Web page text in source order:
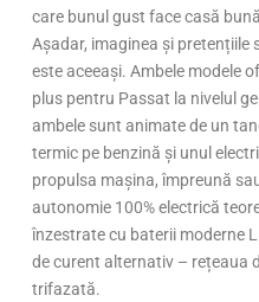
care bunul gust face casă
Așadar, imaginea și
este aceeași. Ambele modele
plus pentru Passat la nivelul
ambele sunt animate de un
termic pe benzină și unul
propulsa mașina, împreună
autonomie 100% electrică
înzestrate cu baterii moderne
de curent alternativ – rețeaua
trifazată.